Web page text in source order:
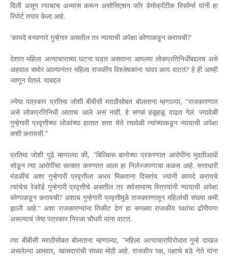
दिली असून त्याचाच अभ्यास करून असोसिएशन फॉर डेमोक्रॅटीक रिफॉर्म्स यांनी हा
रिपोर्ट तयार केला आहे.
'कायदे बनवणारे गुन्हेगार असतील तर न्यायाची अपेक्षा कोणाकडून करायची?'
देशात महिला अत्याचाराच्या घटना घडत असताना आपल्या लोकप्रतिनिधींबद्दलच असे
अहवाल समोर आल्यानंतर महिला राजकीय विश्लेषकांना यावर काय वाटतं? हे ही आम्ही
जाणून घेतलं. याबद्दल
ज्येष्ठ पत्रकार प्रतिमा जोशी बीबीसी मराठीसोबत बोलताना म्हणाल्या, ''राजकारणात
असे लोकप्रतिनिधी आताच आले असं नाही. हे सगळं हळूहळू वाढत गेलं. ज्यावेळी
गुन्हेगारी प्रवृत्तीच्या लोकांच्या हातात सत्ता येते त्यावेळी त्यांच्याकडून न्यायाची अपेक्षा
कशी करायची."
प्रतिमा जोशी पुढे म्हणाल्या की, "बिल्किस बानोच्या प्रकरणात आरोपींना मुदतीआधी
सोडून त्या आरोपींचा सत्कार करण्यात आला हा निर्लज्जपणाचा कळस आहे. सत्ताधारी
मंडळींचं अशा गुन्हेगारी प्रवृत्तीला अभय मिळताना दिसतंय. ज्यांनी कायदे करायचे
त्यांचेच रेकॉर्ड गुन्हेगारी प्रवृत्तीचे असतील तर सर्वसामान्य स्त्रियांनी न्यायाची अपेक्षा
कोणाकडून करायची? अशाच गुन्हेगारी प्रवृत्तीमुळे राजकारणातून महिलांची संख्या कमी
झाली आहे.'' अशा राजकारण्यांना तिकीट देणं हा सगळ्या राजकीय पक्षांचा ढोंगीपणा
असल्याचं जेष्ठ पत्रकार निरजा चौधरी यांना वाटतं.
त्या बीबीसी मराठीसोबत बोलताना म्हणाल्या, "महिला अत्याचाराविरोधात गुन्हे दाखल
असलेल्या आमदार, खासदारांची संख्या मोठी आहे. राजकीय पक्ष, पक्षाचे बडे नेते यांना